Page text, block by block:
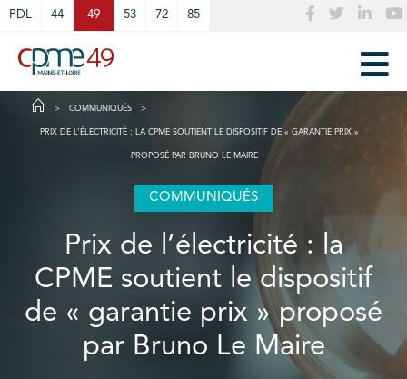
PDL 44 49 53 72 85
COMMUNIQUÉS
PRIX DE L’ÉLECTRICITÉ : LA CPME SOUTIENT LE DISPOSITIF DE « GARANTIE PRIX »
PROPOSÉ PAR BRUNO LE MAIRE
COMMUNIQUÉS
Prix de l’électricité : la
CPME soutient le dispositif
de « garantie prix » proposé
par Bruno Le Maire
Cookies management panel